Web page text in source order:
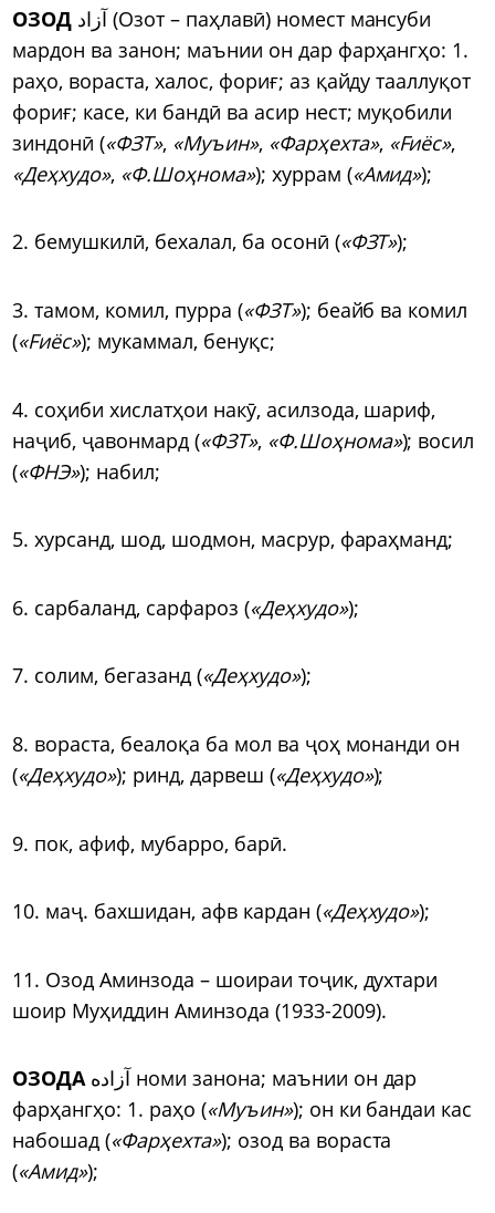
ОЗОД آزاد (Озот – паҳлавӣ) номест мансуби
мардон ва занон; маънии он дар фарҳангҳо: 1.
раҳо, вораста, халос, фориғ; аз қайду тааллуқот
фориғ; касе, ки бандӣ ва асир нест; муқобили
зиндонӣ («ФЗТ», «Муъин», «Фарҳехта», «Fиёс»,
«Деҳхудо», «Ф.Шоҳнома»); хуррам («Амид»);
2. бемушкилӣ, бехалал, ба осонӣ («ФЗТ»);
3. тамом, комил, пурра («ФЗТ»); беайб ва комил
(«Fиёс»); мукаммал, бенуқс;
4. соҳиби хислатҳои накӯ, асилзода, шариф,
наҷиб, ҷавонмард («ФЗТ», «Ф.Шоҳнома»); восил
(«ФНЭ»); набил;
5. хурсанд, шод, шодмон, масрур, фараҳманд;
6. сарбаланд, сарфароз («Деҳхудо»);
7. солим, бегазанд («Деҳхудо»);
8. вораста, беалоқа ба мол ва ҷоҳ монанди он
(«Деҳхудо»); ринд, дарвеш («Деҳхудо»);
9. пок, афиф, мубарро, барӣ.
10. маҷ. бахшидан, афв кардан («Деҳхудо»);
11. Озод Аминзода – шоираи тоҷик, духтари
шоир Муҳиддин Аминзода (1933-2009).
ОЗОДАآزاده номи занона; маънии он дар
фарҳангҳо: 1. раҳо («Муъин»); он ки бандаи кас
набошад («Фарҳехта»); озод ва вораста
(«Амид»);